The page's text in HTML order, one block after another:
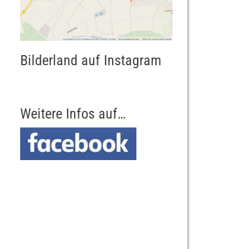
Bilderland auf Instagram
Weitere Infos auf…